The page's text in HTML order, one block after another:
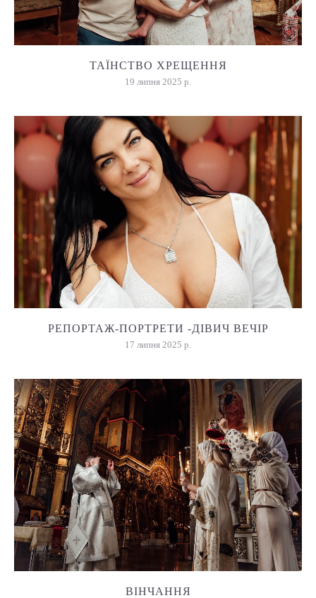
ТАЇНСТВО ХРЕЩЕННЯ
19 липня 2025 р.
РЕПОРТАЖ-ПОРТРЕТИ -ДІВИЧ ВЕЧІР
17 липня 2025 р.
ВІНЧАННЯ